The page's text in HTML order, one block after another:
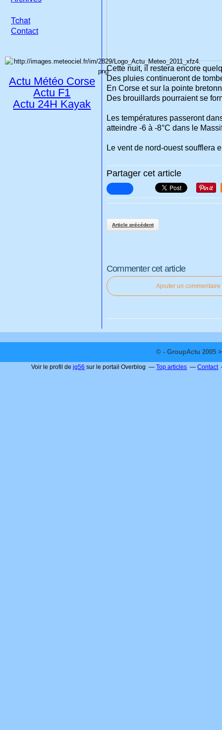
Cette nuit, il restera encore
Des pluies continueront de
En Corse et sur la pointe
Des brouillards pourraient se
Les températures passeront
atteindre -6 à -8°C dans le
Le vent de nord-ouest soufflera
Partager cet article
Article précédent
Commenter cet article
Ajouter un commentaire
Tchat
Contact
Actu Météo Corse
Actu F1
Actu 24H Kayak
© - GroupActu 2005
Voir le profil dejg56 sur le portail Overblog Top articles Contact